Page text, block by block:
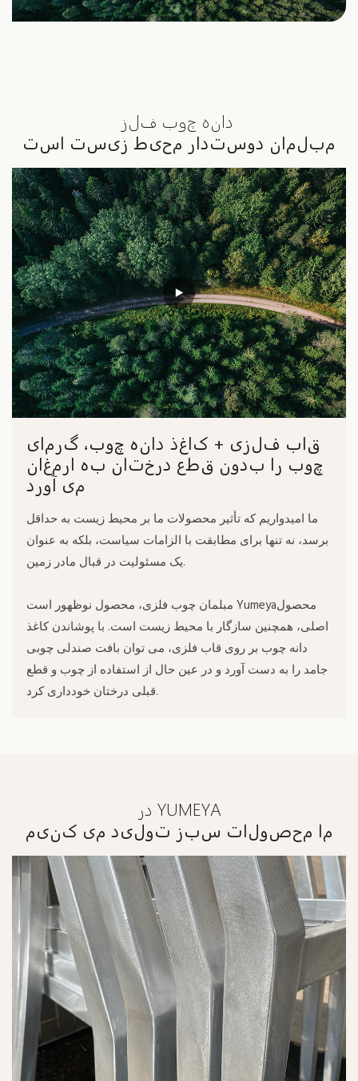
مبلمان دوستدار محیط زیست است
قاب فلزی + کاغذ دانه چوب، گرمای
چوب را بدون قطع درختان به ارمغان
می آورد
ما امیدواریم که تأثیر محصولات ما بر محیط زیست به حداقل
برسد، نه تنها برای مطابقت با الزامات سیاست، بلکه به عنوان
یک مسئولیت در قبال مادر زمین.
مبلمان چوب فلزی، محصول نوظهور است Yumeyaمحصول
اصلی، همچنین سازگار با محیط زیست است. با پوشاندن کاغذ
دانه چوب بر روی قاب فلزی، می توان بافت صندلی چوبی
جامد را به دست آورد و در عین حال از استفاده از چوب و قطع
قبلی درختان خودداری کرد.
در YUMEYA
ما محصولات سبز تولید می کنیم